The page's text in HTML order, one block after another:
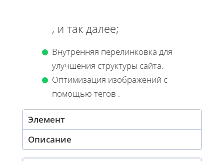
, и так далее;
Внутренняя перелинковка для
улучшения структуры сайта.
Оптимизация изображений с
помощью тегов .
Элемент
Описание